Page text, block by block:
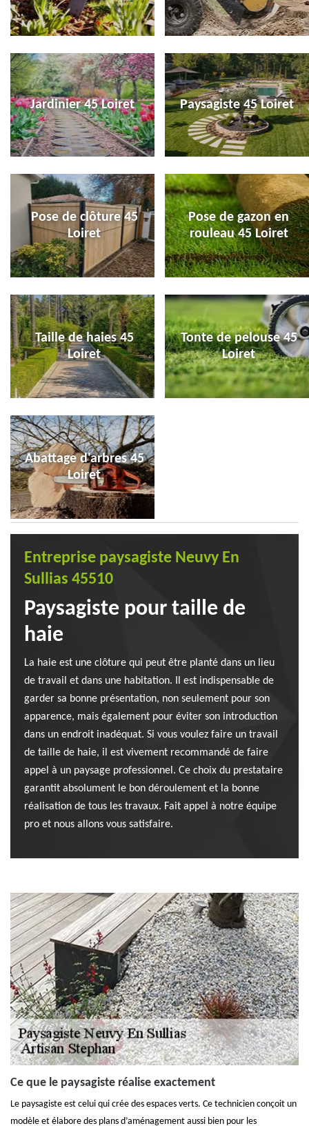
Jardinier 45 Loiret Paysagiste 45 Loiret
Pose de clôture 45
Loiret
Pose de gazon en
rouleau 45 Loiret
Taille de haies 45
Loiret
Tonte de pelouse 45
Loiret
Abattage d'arbres 45
Loiret
Entreprise paysagiste Neuvy En
Sullias 45510
Paysagiste pour taille de
haie
La haie est une clôture qui peut être planté dans un lieu
de travail et dans une habitation. Il est indispensable de
garder sa bonne présentation, non seulement pour son
apparence, mais également pour éviter son introduction
dans un endroit inadéquat. Si vous voulez faire un travail
de taille de haie, il est vivement recommandé de faire
appel à un paysage professionnel. Ce choix du prestataire
garantit absolument le bon déroulement et la bonne
réalisation de tous les travaux. Fait appel à notre équipe
pro et nous allons vous satisfaire.
Ce que le paysagiste réalise exactement
Le paysagiste est celui qui crée des espaces verts. Ce technicien conçoit un
modèle et élabore des plans d’aménagement aussi bien pour les